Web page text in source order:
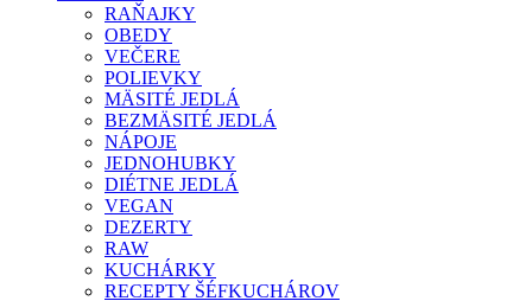
RAŇAJKY
OBEDY
VEČERE
POLIEVKY
MÄSITÉ JEDLÁ
BEZMÄSITÉ JEDLÁ
NÁPOJE
JEDNOHUBKY
DIÉTNE JEDLÁ
VEGAN
DEZERTY
RAW
KUCHÁRKY
RECEPTY ŠÉFKUCHÁROV